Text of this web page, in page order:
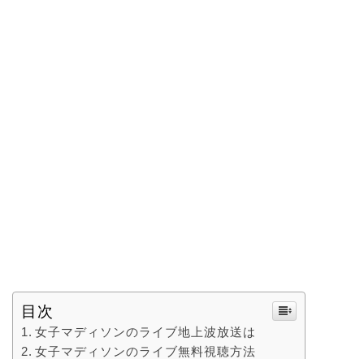
目次
女子マディソンのライブ地上波放送は
女子マディソンのライブ無料視聴方法